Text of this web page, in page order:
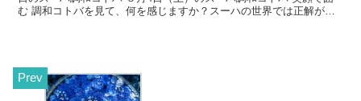
む 調和コトバを見て、何を感じますか？スーハの世界では正解がな